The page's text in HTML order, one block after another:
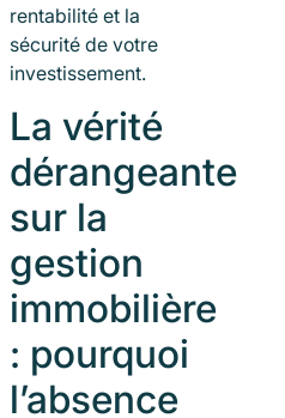
rentabilité et la
sécurité de votre
investissement.
La vérité
dérangeante
sur la
gestion
immobilière
: pourquoi
l’absence